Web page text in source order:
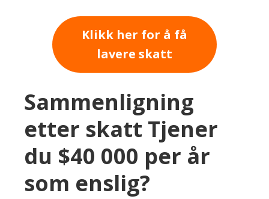
Klikk her for å få
lavere skatt
Sammenligning
etter skatt Tjener
du $40 000 per år
som enslig?